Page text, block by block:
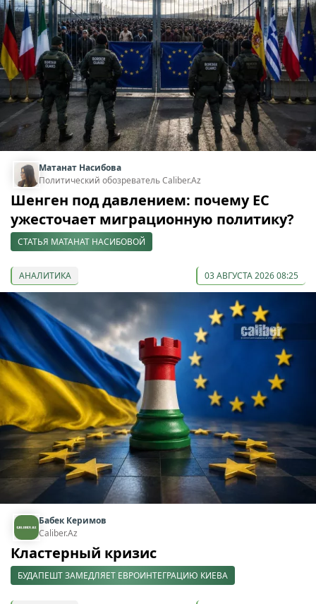
Матанат Насибова
Политический обозреватель Caliber.Az
Шенген под давлением: почему ЕС
ужесточает миграционную политику?
СТАТЬЯ МАТАНАТ НАСИБОВОЙ
АНАЛИТИКА 03 АВГУСТА 2026 08:25
Бабек Керимов
Caliber.Az
Кластерный кризис
БУДАПЕШТ ЗАМЕДЛЯЕТ ЕВРОИНТЕГРАЦИЮ КИЕВА